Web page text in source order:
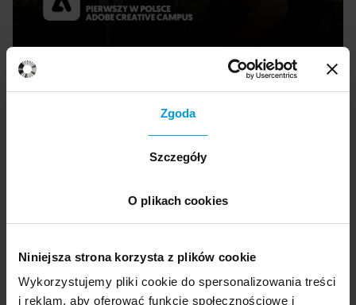
Zgoda
Szczegóły
O plikach cookies
Niniejsza strona korzysta z plików cookie
Wykorzystujemy pliki cookie do spersonalizowania treści
i reklam, aby oferować funkcje społecznościowe i
Jej przygoda zawodowa ze światem gier
zaczęła się od CDP.pl, gdzie odpowiadała za